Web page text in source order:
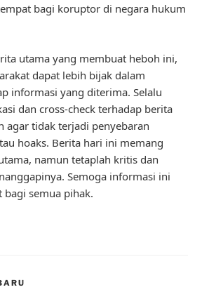
bagi koruptor di negara hukum
utama yang membuat heboh ini,
dapat lebih bijak dalam
informasi yang diterima. Selalu
dan cross-check terhadap berita
agar tidak terjadi penyebaran
hoaks. Berita hari ini memang
namun tetaplah kritis dan
Semoga informasi ini
bagi semua pihak.